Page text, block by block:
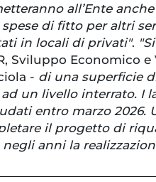
all’Ente
spese di fitto per altri
in locali di privati".
Sviluppo Economico
- di una superficie
un livello interrato. I
entro marzo 2026.
il progetto di
negli anni la